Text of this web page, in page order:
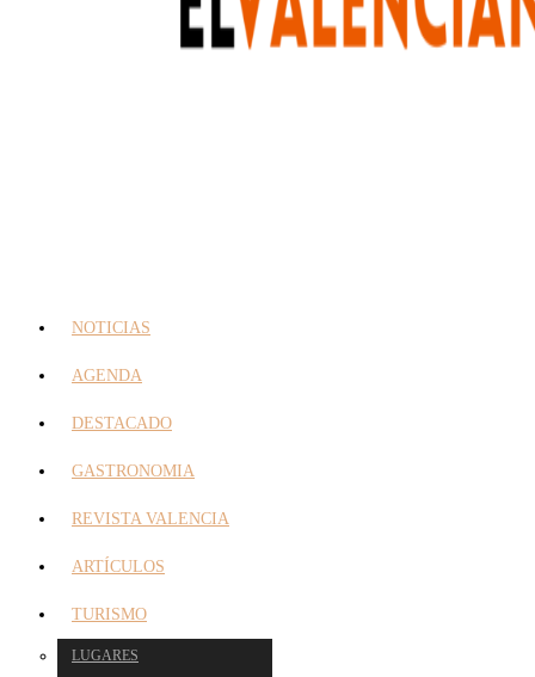
NOTICIAS
AGENDA
DESTACADO
GASTRONOMIA
REVISTA VALENCIA
ARTÍCULOS
TURISMO
LUGARES